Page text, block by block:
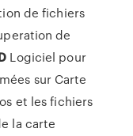
de fichiers
de
Logiciel pour
sur Carte
et les fichiers
la carte